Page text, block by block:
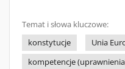
Temat i słowa kluczowe:
konstytucje
Unia
kompetencje